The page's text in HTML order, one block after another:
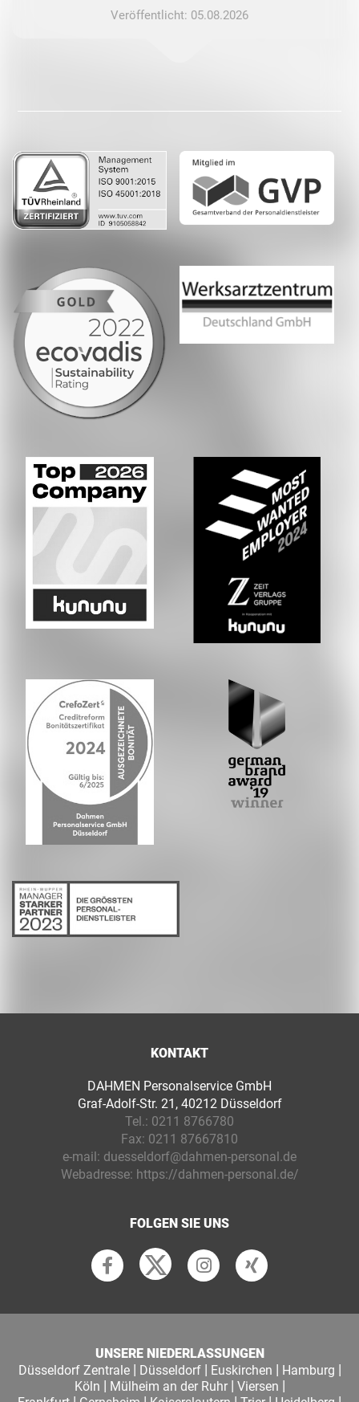
Veröffentlicht: 05.08.2026
KONTAKT
DAHMEN Personalservice GmbH
Graf-Adolf-Str. 21, 40212 Düsseldorf
Tel.: 0211 8766780
Fax: 0211 87667810
e-mail: duesseldorf@dahmen-personal.de
Webadresse: https://dahmen-personal.de/
FOLGEN SIE UNS
UNSERE NIEDERLASSUNGEN
Düsseldorf Zentrale| Düsseldorf| Euskirchen | Hamburg |
Köln | Mülheim an der Ruhr| Viersen |